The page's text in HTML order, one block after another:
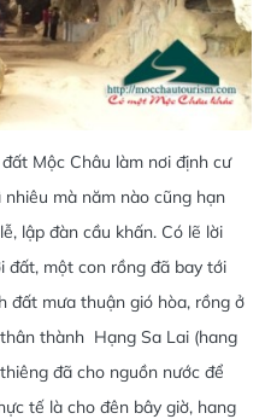
Mộc Châu làm nơi định cư
mà năm nào cũng hạn
lập đàn cầu khấn. Có lẽ lời
đất, một con rồng đã bay tới
đất mưa thuận gió hòa, rồng ở
thành Hạng Sa Lai (hang
đã cho nguồn nước để
tế là cho đên bây giờ, hang